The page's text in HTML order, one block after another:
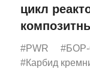
цикл
топлива
#PWR #БОР-
#Карбид